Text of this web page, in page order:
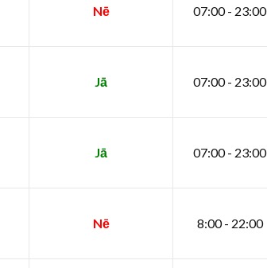
Nē 07:00 - 23:00
Jā 07:00 - 23:00
Jā 07:00 - 23:00
Nē 8:00 - 22:00